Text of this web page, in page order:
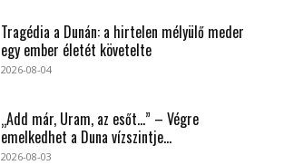
Tragédia a Dunán: a hirtelen mélyülő meder
egy ember életét követelte
2026-08-04
„Add már, Uram, az esőt…” – Végre
emelkedhet a Duna vízszintje...
2026-08-03